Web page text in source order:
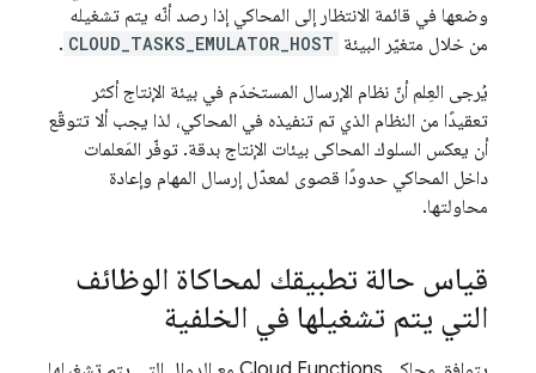
وضعها في قائمة الانتظار إلى المحاكي إذا رصد أنّه يتم تشغيله
من خلال متغيّر البيئة CLOUD_TASKS_EMULATOR_HOST
.
يُرجى العِلم أنّ نظام الإرسال المستخدَم في بيئة الإنتاج أكثر
تعقيدًا من النظام الذي تم تنفيذه في المحاكي، لذا يجب ألا تتوقّع
أن يعكس السلوك المحاكى بيئات الإنتاج بدقة. توفّر المَعلمات
داخل المحاكي حدودًا قصوى لمعدّل إرسال المهام وإعادة
محاولتها.
قياس حالة تطبيقك لمحاكاة الوظائف
التي يتم تشغيلها في الخلفية